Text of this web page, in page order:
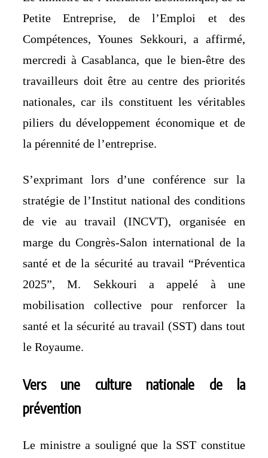
Petite Entreprise, de l’Emploi et des
Compétences, Younes Sekkouri, a affirmé,
mercredi à Casablanca, que le bien-être des
travailleurs doit être au centre des priorités
nationales, car ils constituent les véritables
piliers du développement économique et de
la pérennité de l’entreprise.
S’exprimant lors d’une conférence sur la
stratégie de l’Institut national des conditions
de vie au travail (INCVT), organisée en
marge du Congrès-Salon international de la
santé et de la sécurité au travail “Préventica
2025”, M. Sekkouri a appelé à une
mobilisation collective pour renforcer la
santé et la sécurité au travail (SST) dans tout
le Royaume.
Vers une culture nationale de la
prévention
Le ministre a souligné que la SST constitue